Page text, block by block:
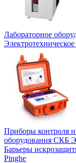
Лабораторное
Приборы контроля и
оборудования СКБ
Барьеры
Pinghe